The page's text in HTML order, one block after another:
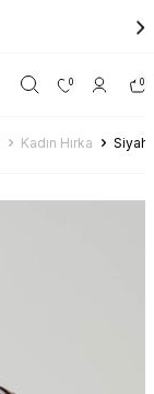
0 0
Kadın Hırka Siyah